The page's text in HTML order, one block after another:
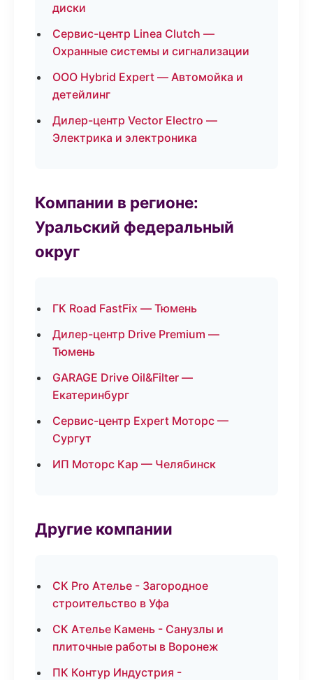
диски
Сервис-центр Linea Clutch —
Охранные системы и сигнализации
ООО Hybrid Expert — Автомойка и
детейлинг
Дилер-центр Vector Electro —
Электрика и электроника
Компании в регионе:
Уральский федеральный
округ
ГК Road FastFix — Тюмень
Дилер-центр Drive Premium —
Тюмень
GARAGE Drive Oil&Filter —
Екатеринбург
Сервис-центр Expert Моторс —
Сургут
ИП Моторс Кар — Челябинск
Другие компании
СК Pro Ателье - Загородное
строительство в Уфа
СК Ателье Камень - Санузлы и
плиточные работы в Воронеж
ПК Контур Индустрия -